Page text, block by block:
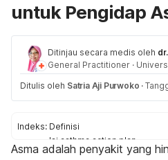
untuk Pengidap
Ditinjau secara medis oleh
General Practitioner ·
Ditulis oleh Satria Aji Purwoko ·
Indeks: Definisi
Isi asthma action plan
Memahami rencana aksi
Asma adalah penyakit yang